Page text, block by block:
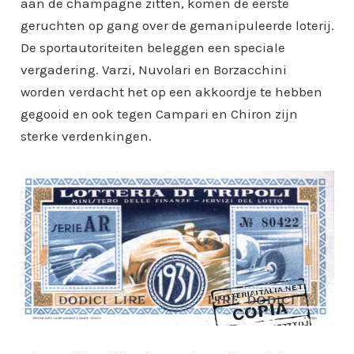
aan de champagne zitten, komen de eerste
geruchten op gang over de gemanipuleerde loterij.
De sportautoriteiten beleggen een speciale
vergadering. Varzi, Nuvolari en Borzacchini
worden verdacht het op een akkoordje te hebben
gegooid en ook tegen Campari en Chiron zijn
sterke verdenkingen.